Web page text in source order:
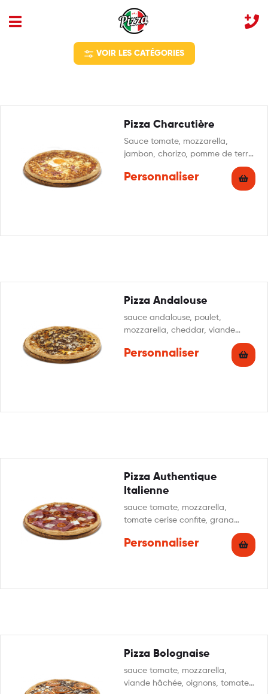
VOIR LES CATÉGORIES
Pizza Charcutière
Sauce tomate, mozzarella,
jambon, chorizo, pomme de terre,
Personnaliser
Pizza Andalouse
sauce andalouse, poulet,
mozzarella, cheddar, viande
Personnaliser
Pizza Authentique
Italienne
sauce tomate, mozzarella,
tomate cerise confite, grana
padano, tranche de jambon cru,
origan
Personnaliser
Pizza Bolognaise
sauce tomate, mozzarella,
viande hâchée, oignons, tomate